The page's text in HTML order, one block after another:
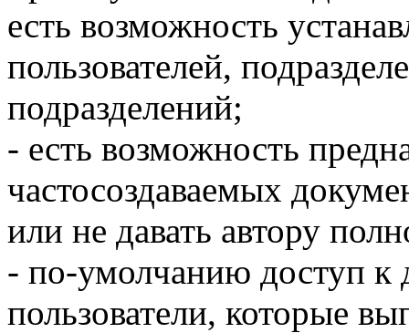
есть возможность
пользователей,
подразделений;
- есть возможность
частосоздаваемых
или не давать автору
- по-умолчанию доступ к
пользователи, которые